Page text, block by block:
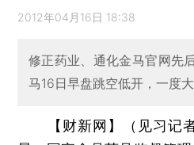
2012年04月16日 18:38
修正药业、通化金马官网先
马16日早盘跳空低开，一度
【财新网】（见习记